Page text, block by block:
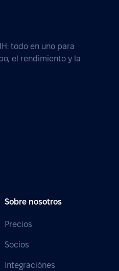
todo en uno para
el rendimiento y la
Sobre nosotros
Precios
Socios
Integraciónes